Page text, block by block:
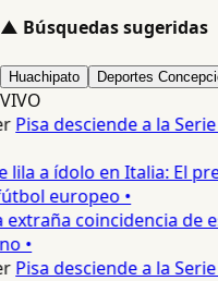
▲ Búsquedas sugeridas
Huachipato Deportes
VIVO
Pisa desciende a la
lila a ídolo en Italia: El
europeo •
extraña coincidencia de
•
Pisa desciende a la